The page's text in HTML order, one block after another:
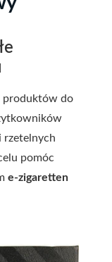
produktów do
rzetelnych
pomóc
e-zigaretten